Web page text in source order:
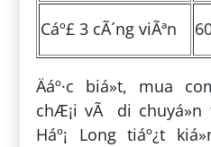
Cáº£ 3 cÃ´ng viÃªn
Äáº·c biá»t, mua
chÆ¡i vÃ di chuyá»n
Háº¡ Long tiáº¿t